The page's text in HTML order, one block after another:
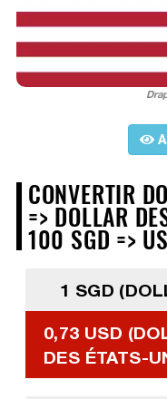
CONVERTIR
=> DOLLAR
100 SGD =>
1 SGD
0,73 USD
DES ÉTATS-